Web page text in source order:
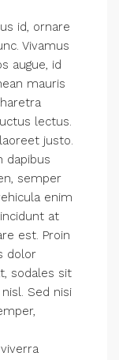
id, ornare
Vivamus
augue, id
mauris
lectus.
justo.
dapibus
semper
enim
at
est. Proin
dolor
sodales sit
Sed nisi